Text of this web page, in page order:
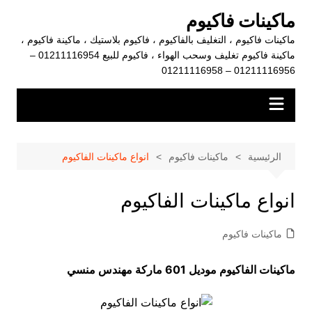
المحتوى
ماكينات فاكيوم
ماكينات فاكيوم ، التغليف بالفاكيوم ، فاكيوم بلاستيك ، ماكينة فاكيوم ،
ماكينة فاكيوم تغليف وسحب الهواء ، فاكيوم للبيع 01211116954 –
01211116956 – 01211116958
الرئيسية ماكينات فاكيوم انواع ماكينات الفاكيوم
انواع ماكينات الفاكيوم
ماكينات فاكيوم
ماكينات الفاكيوم موديل 601 ماركة مهندس منسي